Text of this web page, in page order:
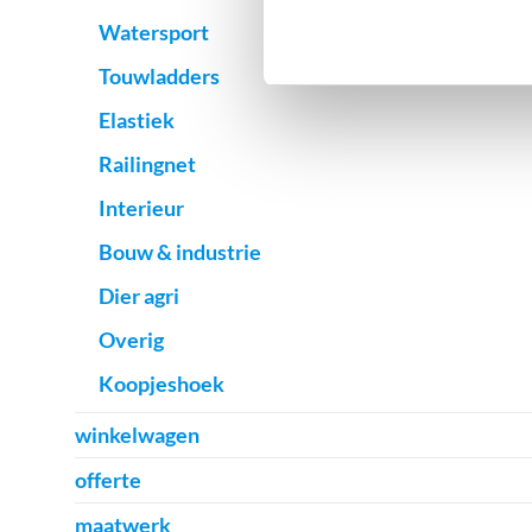
Watersport
Touwladders
Elastiek
Railingnet
Interieur
Bouw & industrie
Dier agri
Overig
Koopjeshoek
winkelwagen
offerte
maatwerk